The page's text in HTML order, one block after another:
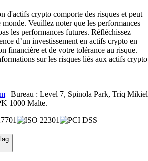
d'actifs crypto comporte des risques et peut
Veuillez noter que les performances
les performances futures. Réfléchissez
d’un investissement en actifs crypto en
financière et de votre tolérance au risque.
sur les risques liés aux actifs crypto
| Bureau : Level 7, Spinola Park, Triq Mikiel
1000 Malte.